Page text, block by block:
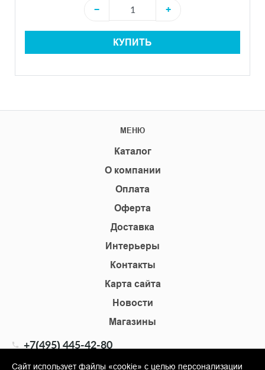
−
+
КУПИТЬ
МЕНЮ
Каталог
О компании
Оплата
Оферта
Доставка
Интерьеры
Контакты
Карта сайта
Новости
Магазины
+7(495) 445-42-80
Сайт использует файлы «cookie» с целью персонализации